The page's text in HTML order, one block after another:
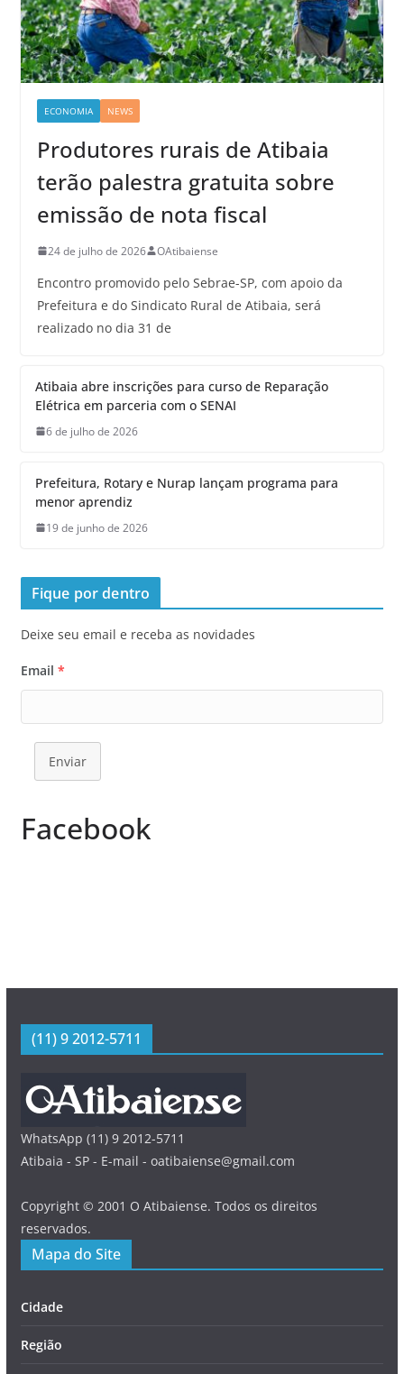
ECONOMIA NEWS
Produtores rurais de Atibaia
terão palestra gratuita sobre
emissão de nota fiscal
24 de julho de 2026 OAtibaiense
Encontro promovido pelo Sebrae-SP, com apoio da
Prefeitura e do Sindicato Rural de Atibaia, será
realizado no dia 31 de
Atibaia abre inscrições para curso de Reparação
Elétrica em parceria com o SENAI
6 de julho de 2026
Prefeitura, Rotary e Nurap lançam programa para
menor aprendiz
19 de junho de 2026
Fique por dentro
Deixe seu email e receba as novidades
Email *
Enviar
Facebook
(11) 9 2012-5711
WhatsApp (11) 9 2012-5711
Atibaia - SP - E-mail - oatibaiense@gmail.com
Copyright © 2001 O Atibaiense. Todos os direitos
reservados.
Mapa do Site
Cidade
Região